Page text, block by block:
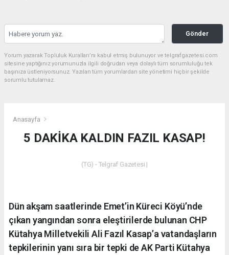
Gönder
Yorum yazarak Topluluk Kuralları’nı kabul etmiş bulunuyor ve telgrafgazetesi.com
sitesine yaptığınız yorumunuzla ilgili doğrudan veya dolaylı tüm sorumluluğu tek
başınıza üstleniyorsunuz. Yazılan tüm yorumlardan site yönetimi hiçbir şekilde
sorumlu tutulamaz.
Anasayfa
5 DAKİKA KALDIN FAZIL KASAP!
(TG) - Telgraf Gazetesi |
Dün akşam saatlerinde Emet’in Küreci Köyü’nde
çıkan yangından sonra eleştirilerde bulunan CHP
Kütahya Milletvekili Ali Fazıl Kasap’a vatandaşların
tepkilerinin yanı sıra bir tepki de AK Parti Kütahya